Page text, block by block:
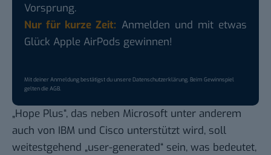
Vorsprung.
Nur für kurze Zeit: Anmelden und mit etwas
Glück Apple AirPods gewinnen!
Mit deiner Anmeldung bestätigst du unsereDatenschutzerklärung. Beim Gewinnspiel
gelten dieAGB.
„Hope Plus“, das neben Microsoft unter anderem
auch von IBM und Cisco unterstützt wird, soll
weitestgehend „user-generated“ sein, was bedeutet,